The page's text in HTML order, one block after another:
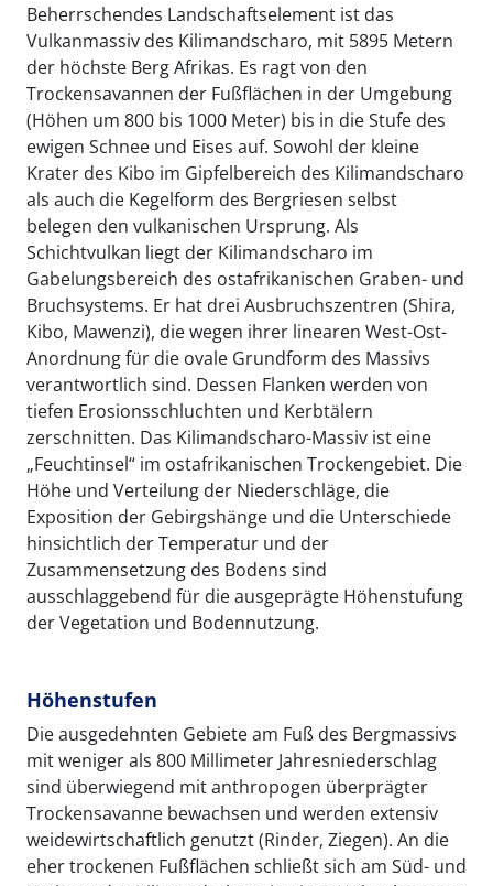
Beherrschendes Landschaftselement ist das
Vulkanmassiv des Kilimandscharo, mit 5895 Metern
der höchste Berg Afrikas. Es ragt von den
Trockensavannen der Fußflächen in der Umgebung
(Höhen um 800 bis 1000 Meter) bis in die Stufe des
ewigen Schnee und Eises auf. Sowohl der kleine
Krater des Kibo im Gipfelbereich des Kilimandscharo
als auch die Kegelform des Bergriesen selbst
belegen den vulkanischen Ursprung. Als
Schichtvulkan liegt der Kilimandscharo im
Gabelungsbereich des ostafrikanischen Graben- und
Bruchsystems. Er hat drei Ausbruchszentren (Shira,
Kibo, Mawenzi), die wegen ihrer linearen West-Ost-
Anordnung für die ovale Grundform des Massivs
verantwortlich sind. Dessen Flanken werden von
tiefen Erosionsschluchten und Kerbtälern
zerschnitten. Das Kilimandscharo-Massiv ist eine
„Feuchtinsel“ im ostafrikanischen Trockengebiet. Die
Höhe und Verteilung der Niederschläge, die
Exposition der Gebirgshänge und die Unterschiede
hinsichtlich der Temperatur und der
Zusammensetzung des Bodens sind
ausschlaggebend für die ausgeprägte Höhenstufung
der Vegetation und Bodennutzung.
Höhenstufen
Die ausgedehnten Gebiete am Fuß des Bergmassivs
mit weniger als 800 Millimeter Jahresniederschlag
sind überwiegend mit anthropogen überprägter
Trockensavanne bewachsen und werden extensiv
weidewirtschaftlich genutzt (Rinder, Ziegen). An die
eher trockenen Fußflächen schließt sich am Süd- und